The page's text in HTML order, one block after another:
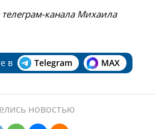
канала Михаила
в Telegram MAX
новостью